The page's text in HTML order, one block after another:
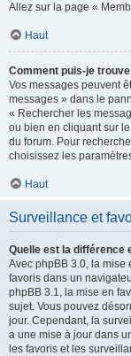
Allez sur la page «
Haut
Comment puis-je
Vos messages peuvent
messages » dans le
« Rechercher les
ou bien en cliquant sur
du forum. Pour
choisissez les
Haut
Surveillance et
Quelle est la différence
Avec phpBB 3.0, la mise
favoris dans un
phpBB 3.1, la mise en
sujet. Vous pouvez
jour. Cependant, la
a une mise à jour dans
les favoris et les